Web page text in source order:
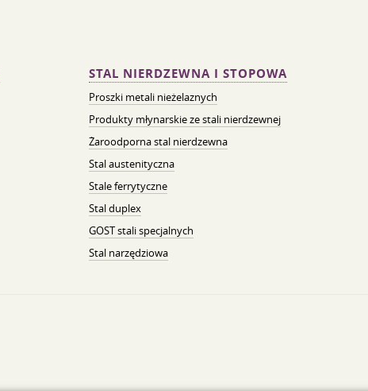
STAL NIERDZEWNA I STOPOWA
Proszki metali nieżelaznych
Produkty młynarskie ze stali nierdzewnej
Żaroodporna stal nierdzewna
Stal austenityczna
Stale ferrytyczne
Stal duplex
GOST stali specjalnych
Stal narzędziowa